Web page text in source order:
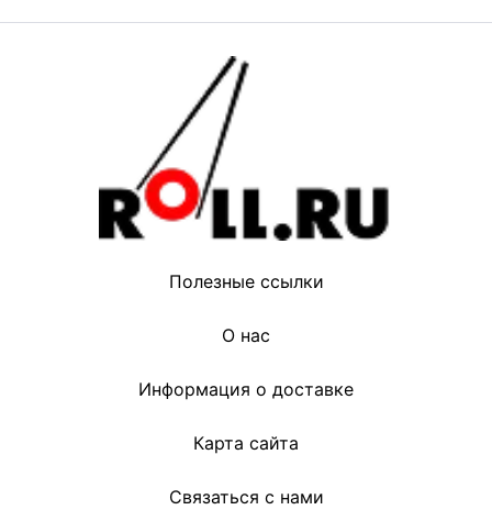
Полезные ссылки
О нас
Информация о доставке
Карта сайта
Связаться с нами